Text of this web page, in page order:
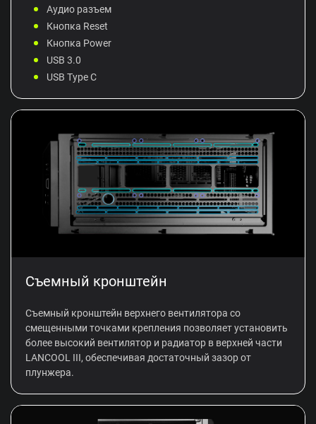
Аудио разъем
Кнопка Reset
Кнопка Power
USB 3.0
USB Type C
Съемный кронштейн
Съемный кронштейн верхнего вентилятора со
смещенными точками крепления позволяет установить
более высокий вентилятор и радиатор в верхней части
LANCOOL III, обеспечивая достаточный зазор от
плунжера.